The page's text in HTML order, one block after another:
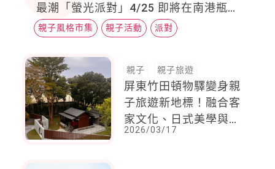
最潮「螢光派對」4/25 即將在南港瓶蓋
工廠登場！
親子風格市集 親子活動 派對
親子 親子旅遊
屏東竹田頓物驛變身親
子旅遊新地標！融合客
家文化、日式美學與在
地美食一次到位，兒童
2026/03/17